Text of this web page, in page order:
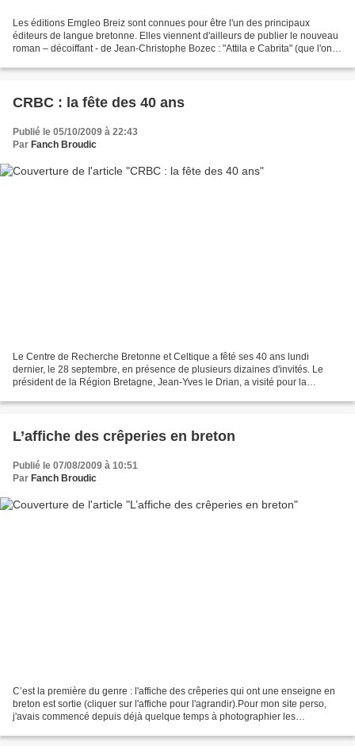
Les éditions Emgleo Breiz sont connues pour être l'un des principaux
éditeurs de langue bretonne. Elles viennent d'ailleurs de publier le nouveau
roman – décoiffant - de Jean-Christophe Bozec : "Attila e Cabrita" (que l'on
CRBC : la fête des 40 ans
Publié le 05/10/2009 à 22:43
Par Fanch Broudic
Le Centre de Recherche Bretonne et Celtique a fêté ses 40 ans lundi
dernier, le 28 septembre, en présence de plusieurs dizaines d'invités. Le
président de la Région Bretagne, Jean-Yves le Drian, a visité pour la
L’affiche des crêperies en breton
Publié le 07/08/2009 à 10:51
Par Fanch Broudic
C’est la première du genre : l'affiche des crêperies qui ont une enseigne en
breton est sortie (cliquer sur l'affiche pour l'agrandir).Pour mon site perso,
j'avais commencé depuis déjà quelque temps à photographier les